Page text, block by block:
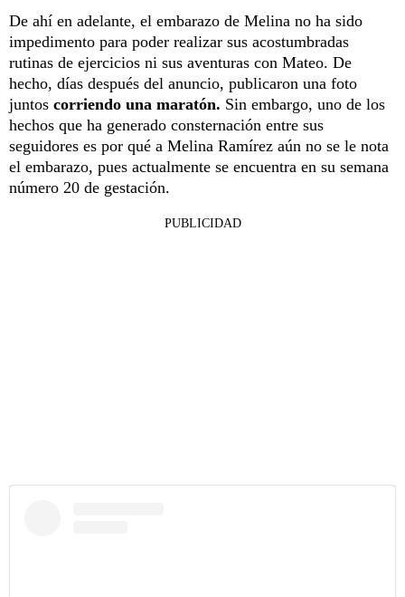
De ahí en adelante, el embarazo de Melina no ha sido
impedimento para poder realizar sus acostumbradas
rutinas de ejercicios ni sus aventuras con Mateo. De
hecho, días después del anuncio, publicaron una foto
juntos corriendo una maratón. Sin embargo, uno de los
hechos que ha generado consternación entre sus
seguidores es por qué a Melina Ramírez aún no se le nota
el embarazo, pues actualmente se encuentra en su semana
número 20 de gestación.
PUBLICIDAD